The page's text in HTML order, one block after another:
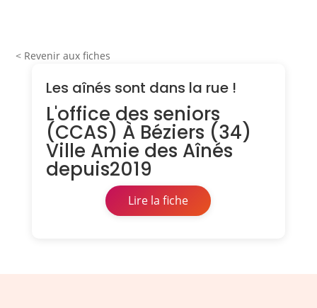
< Revenir aux fiches
Les aînés sont dans la rue !
L'office des seniors
(CCAS) À Béziers (34)
Ville Amie des Aînés
depuis2019
Lire la fiche